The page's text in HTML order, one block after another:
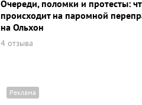
Очереди, поломки и протесты:
происходит на паромной
на Ольхон
4 отзыва